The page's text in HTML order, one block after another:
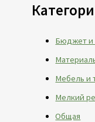
Бюджет и
Мебель и
Мелкий
Общая